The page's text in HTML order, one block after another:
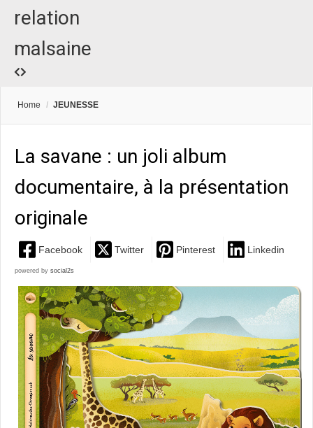
relation
malsaine
Home / JEUNESSE
La savane : un joli album
documentaire, à la présentation
originale
Facebook Twitter Pinterest Linkedin
powered by social2s